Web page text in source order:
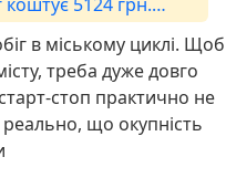
з урахуванням
через 21350 км.
100км - то
Якщо ти кожні
- то можна не
в міському циклі. Щоб
треба дуже довго
стоп практично не
що окупність